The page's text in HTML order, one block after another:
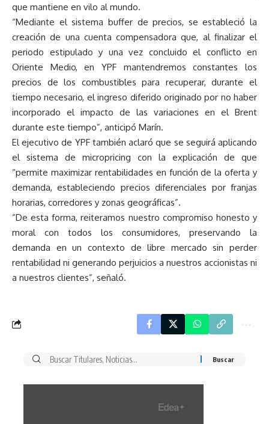
que mantiene en vilo al mundo.
“Mediante el sistema buffer de precios, se estableció la
creación de una cuenta compensadora que, al finalizar el
periodo estipulado y una vez concluido el conflicto en
Oriente Medio, en YPF mantendremos constantes los
precios de los combustibles para recuperar, durante el
tiempo necesario, el ingreso diferido originado por no haber
incorporado el impacto de las variaciones en el Brent
durante este tiempo”, anticipó Marín.
El ejecutivo de YPF también aclaró que se seguirá aplicando
el sistema de micropricing con la explicación de que
“permite maximizar rentabilidades en función de la oferta y
demanda, estableciendo precios diferenciales por franjas
horarias, corredores y zonas geográficas”.
“De esta forma, reiteramos nuestro compromiso honesto y
moral con todos los consumidores, preservando la
demanda en un contexto de libre mercado sin perder
rentabilidad ni generando perjuicios a nuestros accionistas ni
a nuestros clientes”, señaló.
Buscar